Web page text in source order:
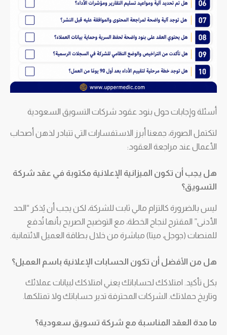
أسئلة وإجابات حول بنود عقود شركات التسويق السعودية
لتكتمل الصورة، جمعنا أبرز الاستفسارات التي تتبادر لذهن أصحاب
الأعمال عند مراجعة العقود:
هل يجب أن تكون الميزانية الإعلانية مكتوبة في عقد شركة
التسويق؟
ليس بالضرورة كالتزام مالي ثابت للشركة، لكن يجب أن يُذكر “الحد
الأدنى” المقترح لنجاح الخطة، مع التوضيح الصريح بأنها تُدفع
للمنصات (جوجل، ميتا) مباشرة من خلال بطاقة العميل الائتمانية.
هل من الأفضل أن تكون الحسابات الإعلانية باسم العميل؟
بكل تأكيد. امتلاكك لحساباتك يعني امتلاكك لبيانات عملائك
وتاريخ حملاتك. الشركات المحترفة تدير حساباتك ولا تمتلكها.
ما مدة العقد المناسبة مع شركة تسويق سعودية؟